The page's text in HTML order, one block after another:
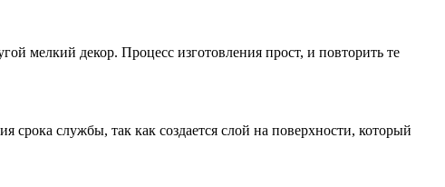
мелкий декор. Процесс изготовления прост, и повторить те
срока службы, так как создается слой на поверхности, который